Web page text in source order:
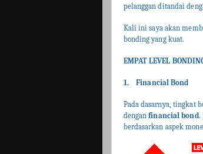
pelanggan ditandai
Kali ini saya akan
bonding yang kuat.
EMPAT LEVEL
1. Financial Bond
Pada dasarnya, tingkat
denganfinancial bond.
berdasarkan aspek